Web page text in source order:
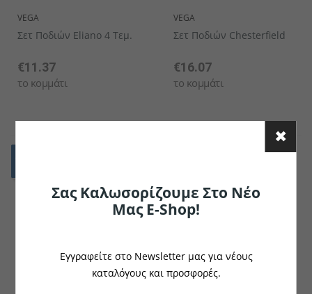
VEGA
Σετ Ποδιών Eliano 4 Τεμ.
€11.37
το κομμάτι
VEGA
Σετ Ποδιών Chesterfield
€16.07
το κομμάτι
Σας Καλωσορίζουμε Στο Νέο
Μας E-Shop!
Εγγραφείτε στο Newsletter μας για νέους
καταλόγους και προσφορές.